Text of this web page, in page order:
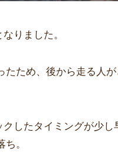
りました。
ため、後から走る人
したタイミングが少し
。